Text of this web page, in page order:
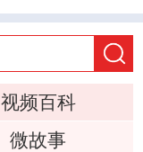
视频百科
微故事